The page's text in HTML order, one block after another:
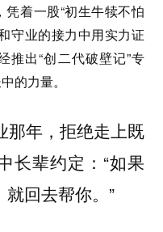
着一股“初生牛犊不怕
守业的接力中用实力证
推出“创二代破壁记”专
的力量。
那年，拒绝走上既
长辈约定：“如果
回去帮你。”